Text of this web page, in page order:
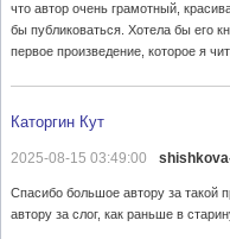
что автор очень грамотный,
бы публиковаться. Хотела бы его
первое произведение, которое я
Каторгин Кут
2025-08-15 03:49:00
Спасибо большое автору за такой
автору за слог, как раньше в